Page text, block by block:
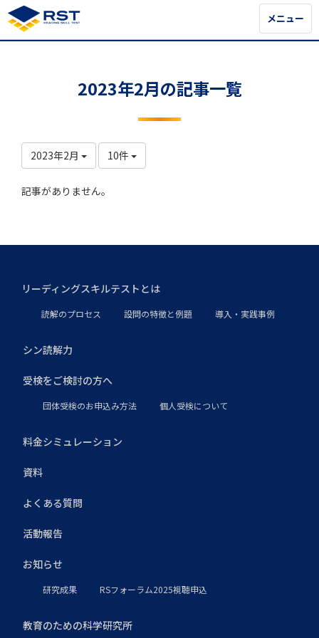
メニュー
メニュー
2023年2月の記事一覧
2023年2月 10件
記事がありません。
リーディングスキルテストとは
読解のプロセス 設問の特徴と例題 導入・実践事例
シン読解力
受検をご検討の方へ
団体受検のお申込み方法 個人受検について
料金シミュレーション
資料
よくある質問
活動報告
お知らせ
研究成果 RSフォーラム2025視聴申込
教育のための科学研究所